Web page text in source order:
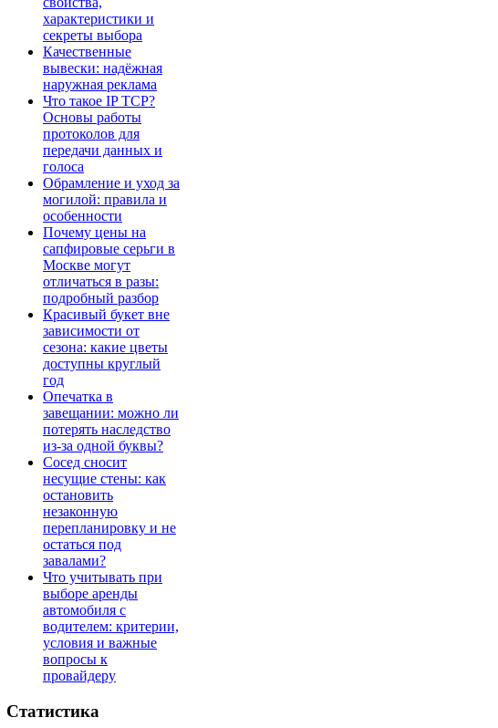
характеристики и
секреты выбора
Качественные
вывески: надёжная
наружная реклама
Что такое IP TCP?
Основы работы
протоколов для
передачи данных и
голоса
Обрамление и уход за
могилой: правила и
особенности
Почему цены на
сапфировые серьги в
Москве могут
отличаться в разы:
подробный разбор
Красивый букет вне
зависимости от
сезона: какие цветы
доступны круглый
год
Опечатка в
завещании: можно ли
потерять наследство
из-за одной буквы?
Сосед сносит
несущие стены: как
остановить
незаконную
перепланировку и не
остаться под
завалами?
Что учитывать при
выборе аренды
автомобиля с
водителем: критерии,
условия и важные
вопросы к
провайдеру
Статистика